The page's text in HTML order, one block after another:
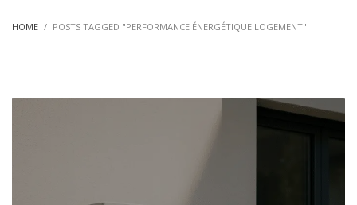
HOME POSTS TAGGED "PERFORMANCE ÉNERGÉTIQUE LOGEMENT"